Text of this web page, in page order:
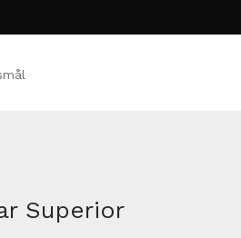
Superior